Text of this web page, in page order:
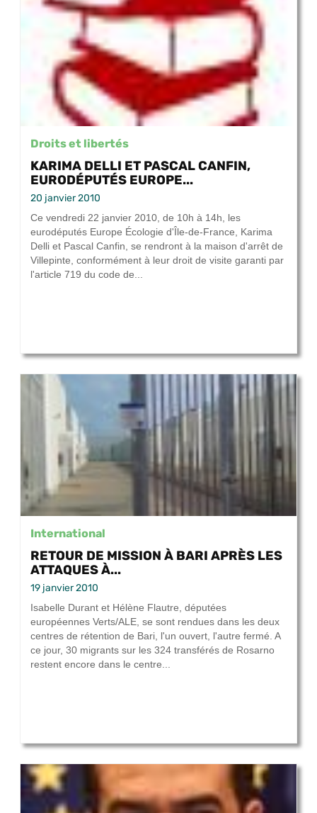
Droits et libertés
KARIMA DELLI ET PASCAL CANFIN,
EURODÉPUTÉS EUROPE...
20 janvier 2010
Ce vendredi 22 janvier 2010, de 10h à 14h, les
eurodéputés Europe Écologie d'Île-de-France, Karima
Delli et Pascal Canfin, se rendront à la maison d'arrêt de
Villepinte, conformément à leur droit de visite garanti par
l'article 719 du code de...
International
RETOUR DE MISSION À BARI APRÈS LES
ATTAQUES À...
19 janvier 2010
Isabelle Durant et Hélène Flautre, députées
européennes Verts/ALE, se sont rendues dans les deux
centres de rétention de Bari, l'un ouvert, l'autre fermé. A
ce jour, 30 migrants sur les 324 transférés de Rosarno
restent encore dans le centre...